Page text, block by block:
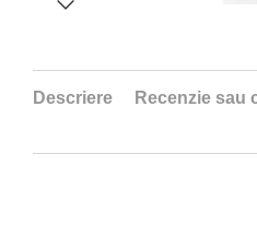
Descriere Recenzie sau